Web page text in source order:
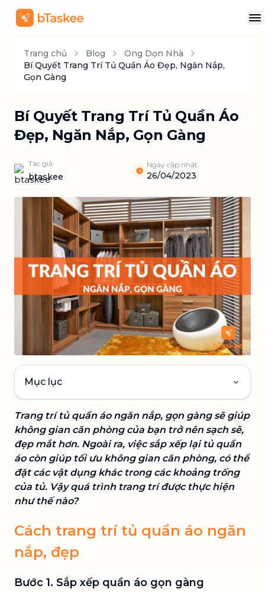
Trang chủ Blog
Ong Dọn Nhà
Bí Quyết Trang Trí Tủ Quần Áo Đẹp, Ngăn Nắp,
Gọn Gàng
Bí Quyết Trang Trí Tủ Quần Áo
Đẹp, Ngăn Nắp, Gọn Gàng
Tác giả
btaskee
Ngày cập nhật
26/04/2023
Mục lục
Trang trí tủ quần áo ngăn nắp, gọn gàng sẽ giúp
không gian căn phòng của bạn trở nên sạch sẽ,
đẹp mắt hơn. Ngoài ra, việc sắp xếp lại tủ quần
áo còn giúp tối ưu không gian căn phòng, có thể
đặt các vật dụng khác trong các khoảng trống
của tủ. Vậy quá trình trang trí được thực hiện
như thế nào?
Cách trang trí tủ quần áo ngăn
nắp, đẹp
Bước 1. Sắp xếp quần áo gọn gàng